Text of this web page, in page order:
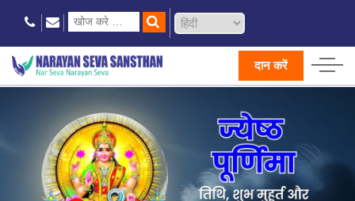
दान करें